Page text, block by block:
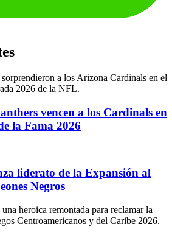
vencen a los Cardinals en
la Fama 2026
liderato de la Expansión al
Negros